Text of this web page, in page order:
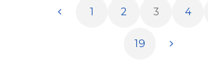
1 2 3 4
19